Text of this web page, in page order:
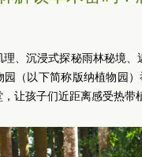
理、沉浸式探秘雨林秘境
园（以下简称版纳植物园
让孩子们近距离感受热带